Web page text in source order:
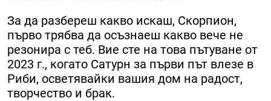
За да разбереш какво искаш, Скорпион,
първо трябва да осъзнаеш какво вече не
резонира с теб. Вие сте на това пътуване от
2023 г., когато Сатурн за първи път влезе в
Риби, осветявайки вашия дом на радост,
творчество и брак.